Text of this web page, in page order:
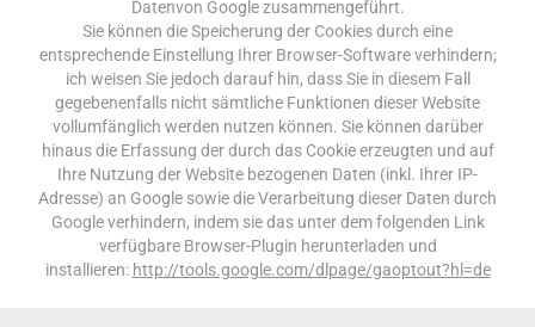
Datenvon Google zusammengeführt.
Sie können die Speicherung der Cookies durch eine
entsprechende Einstellung Ihrer Browser-Software verhindern;
ich weisen Sie jedoch darauf hin, dass Sie in diesem Fall
gegebenenfalls nicht sämtliche Funktionen dieser Website
vollumfänglich werden nutzen können. Sie können darüber
hinaus die Erfassung der durch das Cookie erzeugten und auf
Ihre Nutzung der Website bezogenen Daten (inkl. Ihrer IP-
Adresse) an Google sowie die Verarbeitung dieser Daten durch
Google verhindern, indem sie das unter dem folgenden Link
verfügbare Browser-Plugin herunterladen und
installieren: http://tools.google.com/dlpage/gaoptout?hl=de